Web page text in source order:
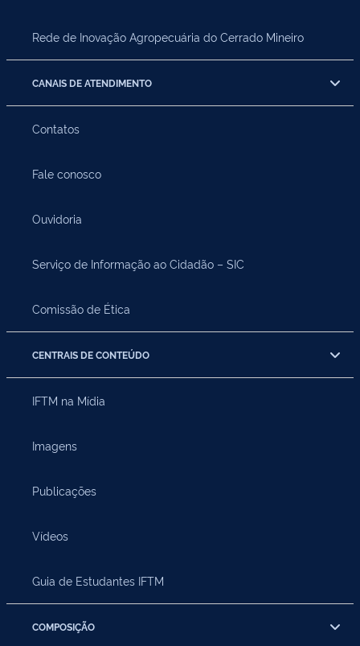
Rede de Inovação Agropecuária do Cerrado Mineiro
CANAIS DE ATENDIMENTO
Contatos
Fale conosco
Ouvidoria
Serviço de Informação ao Cidadão – SIC
Comissão de Ética
CENTRAIS DE CONTEÚDO
IFTM na Mídia
Imagens
Publicações
Vídeos
Guia de Estudantes IFTM
COMPOSIÇÃO